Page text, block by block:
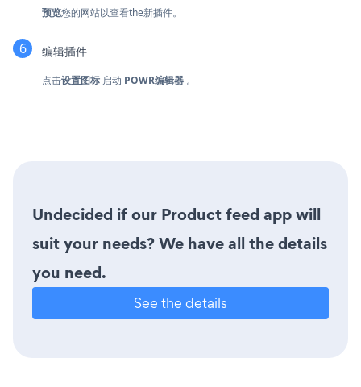
预览您的网站以查看the新插件。
编辑插件
点击设置图标 启动 POWR编辑器 。
Undecided if our Product feed app will
suit your needs? We have all the details
you need.
See the details